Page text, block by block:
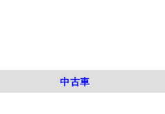
中古車